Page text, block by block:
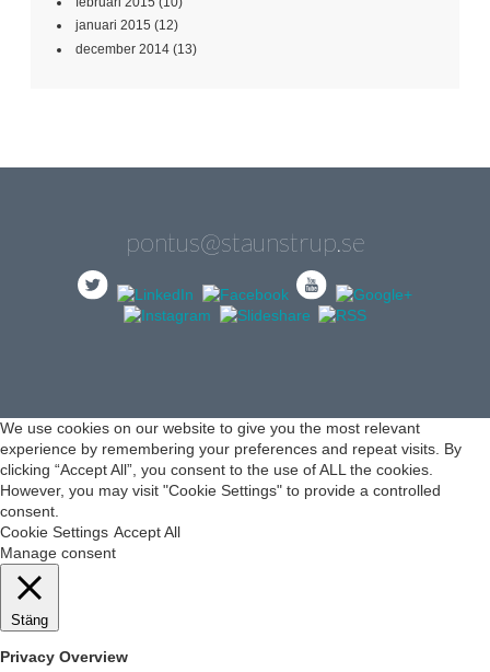
januari 2015 (12)
december 2014 (13)
pontus@staunstrup.se
We use cookies on our website to give you the most relevant
experience by remembering your preferences and repeat visits. By
clicking “Accept All”, you consent to the use of ALL the cookies.
However, you may visit "Cookie Settings" to provide a controlled
consent.
Cookie Settings Accept All
Manage consent
Stäng
Privacy Overview